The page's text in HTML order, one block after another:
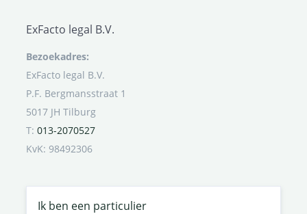
ExFacto legal B.V.
Bezoekadres:
ExFacto legal B.V.
P.F. Bergmansstraat 1
5017 JH Tilburg
T: 013-2070527
KvK: 98492306
Ik ben een particulier